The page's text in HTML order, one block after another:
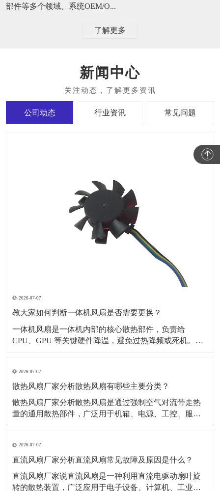
部件等多个领域。系统OEM/O...
了解更多
新闻中心
公司动态 行业资讯 常见问题
2026-07-07
教大家如何判断一体机风扇是否需要更换？
一体机风扇是一体机内部的核心散热部件，负责给
CPU、GPU 等关键硬件降温，避免过热降频或死机。​下
就响，越转越响。转速忽快忽慢、异响间歇性电机老
化、供电不稳。完全没声音，但电脑巨烫风扇卡死不
2026-07-07
散热风扇厂家分析散热风扇有哪些主要分类？
散热风扇厂家分析散热风扇是通过强制空气对流带走热
量的通用散热部件，广泛用于机箱、电源、工控、服务
机）：风压高、风量小，适合狭小空间、风道散热按尺
寸2510、4010、6015、8025、9225、120
2026-07-07
直流风扇厂家分析直流风扇常见故障及原因是什么？
直流风扇厂家说直流风扇是一种利用直流电驱动扇叶旋
转的散热装置，广泛应用于电子设备、计算机、工业机